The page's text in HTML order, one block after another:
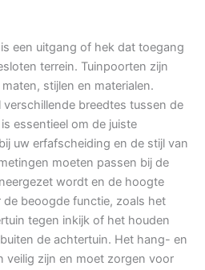
een uitgang of hek dat toegang
terrein. Tuinpoorten zijn
stijlen en materialen.
verschillende breedtes tussen de
essentieel om de juiste
uw erfafscheiding en de stijl van
moeten passen bij de
wordt en de hoogte
beoogde functie, zoals het
tegen inkijk of het houden
de achtertuin. Het hang- en
veilig zijn en moet zorgen voor